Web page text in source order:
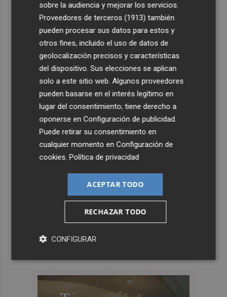
sobre la audiencia y mejorar los servicios.
Proveedores de terceros (1913) también
pueden procesar sus datos para estos y
otros fines, incluido el uso de datos de
geolocalización precisos y características
del dispositivo. Sus elecciones se aplican
solo a este sitio web. Algunos proveedores
pueden basarse en el interés legítimo en
lugar del consentimiento; tiene derecho a
oponerse enConfiguración de publicidad.
Puede retirar su consentimiento en
cualquier momento enConfiguración de
cookies.Política de privacidad
ACEPTAR TODO
RECHAZAR TODO
CONFIGURAR